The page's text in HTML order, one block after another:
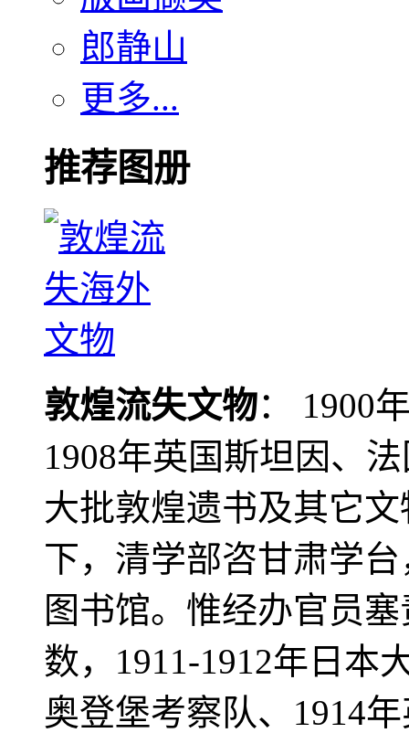
郎静山
更多...
推荐图册
敦煌流失文物： 1900
1908年英国斯坦因、
大批敦煌遗书及其它
下，清学部咨甘肃学
图书馆。惟经办官员
数，1911-1912年日本
奥登堡考察队、1914